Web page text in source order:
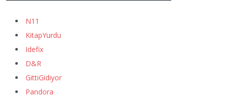
N11
KitapYurdu
Idefix
D&R
GittiGidiyor
Pandora